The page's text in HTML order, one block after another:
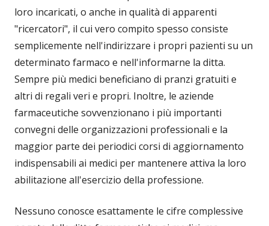
loro incaricati, o anche in qualità di apparenti
"ricercatori", il cui vero compito spesso consiste
semplicemente nell'indirizzare i propri pazienti su un
determinato farmaco e nell'informarne la ditta.
Sempre più medici beneficiano di pranzi gratuiti e
altri di regali veri e propri. Inoltre, le aziende
farmaceutiche sovvenzionano i più importanti
convegni delle organizzazioni professionali e la
maggior parte dei periodici corsi di aggiornamento
indispensabili ai medici per mantenere attiva la loro
abilitazione all'esercizio della professione.
Nessuno conosce esattamente le cifre complessive